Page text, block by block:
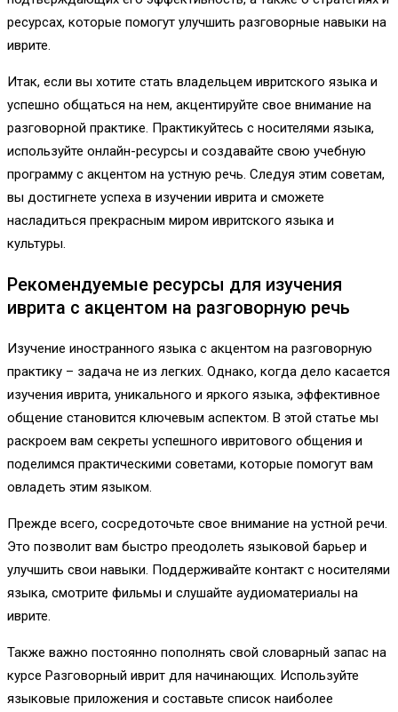
ресурсах, которые помогут улучшить разговорные навыки на
иврите.
Итак, если вы хотите стать владельцем ивритского языка и
успешно общаться на нем, акцентируйте свое внимание на
разговорной практике. Практикуйтесь с носителями языка,
используйте онлайн-ресурсы и создавайте свою учебную
программу с акцентом на устную речь. Следуя этим советам,
вы достигнете успеха в изучении иврита и сможете
насладиться прекрасным миром ивритского языка и
культуры.
Рекомендуемые ресурсы для изучения
иврита с акцентом на разговорную речь
Изучение иностранного языка с акцентом на разговорную
практику – задача не из легких. Однако, когда дело касается
изучения иврита, уникального и яркого языка, эффективное
общение становится ключевым аспектом. В этой статье мы
раскроем вам секреты успешного ивритового общения и
поделимся практическими советами, которые помогут вам
овладеть этим языком.
Прежде всего, сосредоточьте свое внимание на устной речи.
Это позволит вам быстро преодолеть языковой барьер и
улучшить свои навыки. Поддерживайте контакт с носителями
языка, смотрите фильмы и слушайте аудиоматериалы на
иврите.
Также важно постоянно пополнять свой словарный запас на
курсе Разговорный иврит для начинающих. Используйте
языковые приложения и составьте список наиболее